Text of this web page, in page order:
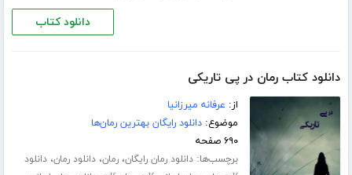
دانلود کتاب
دانلود کتاب رمان در پی تاریکی
از: عرفانه میرزانیا
موضوع:دانلود رایگان بهترین رمان‌ها
۶۹۰ صفحه
برچسب‌ها:دانلود رمان رایگان،رمان،دانلود رمان،دانلود